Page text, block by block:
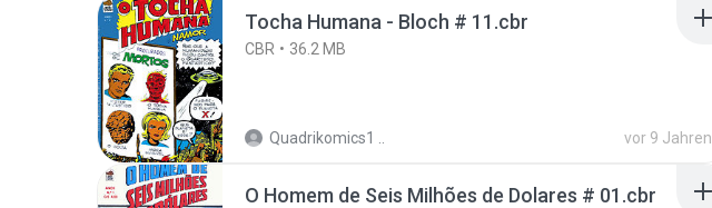
Tocha Humana - Bloch # 11.cbr
CBR 36.2 MB
Quadrikomics1 .. vor 9 Jahren
O Homem de Seis Milhões de Dolares # 01.cbr